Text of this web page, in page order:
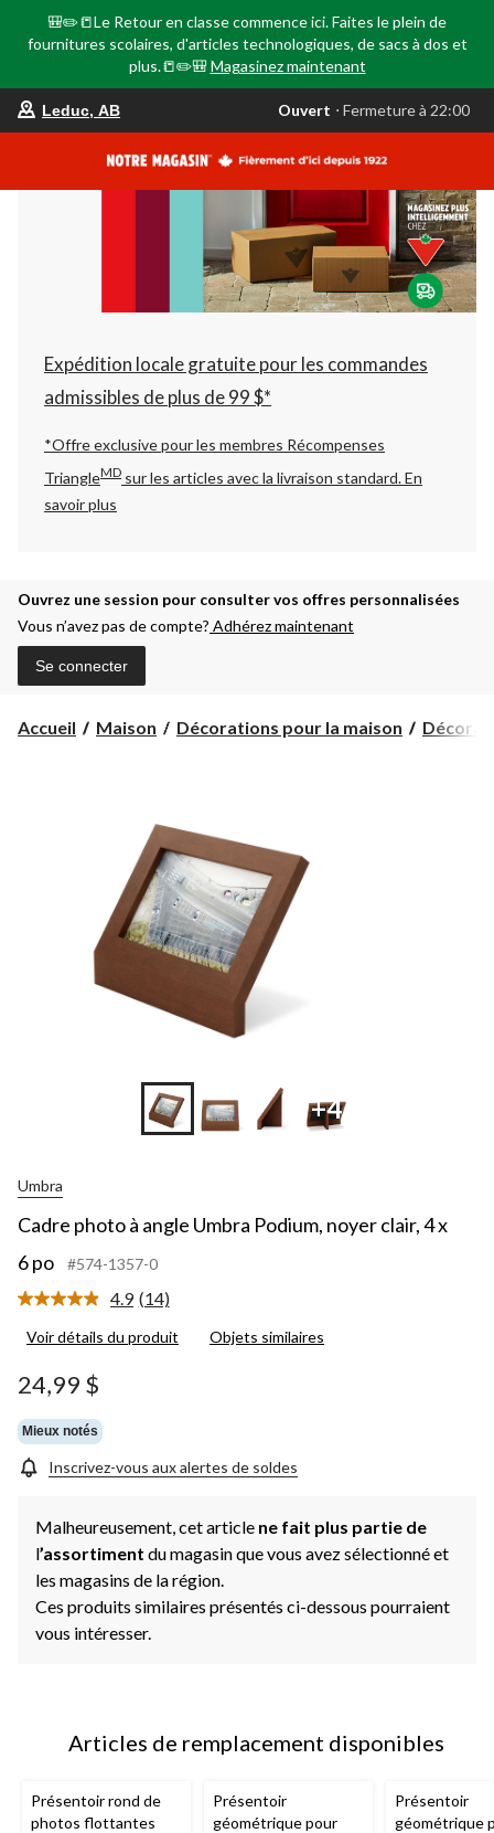
🎒✏️📒Le Retour en classe commence ici. Faites le plein de
fournitures scolaires, d'articles technologiques, de sacs à dos et
plus.📒✏️🎒 Magasinez maintenant
votre
est
AB,
Ouvert,
Fermeture
à
22:00
changer
Leduc, AB Ouvert ⋅ Fermeture à 22:00
Expédition locale gratuite pour les commandes
admissibles de plus de 99 $*
*Offre exclusive pour les membres Récompenses
TriangleMD sur les articles avec la livraison standard.En
savoir plus
Ouvrez une session pour consulter vos offres personnalisées
Vous n’avez pas de compte? Adhérez maintenant
Se connecter
Accueil Maison Décorations pour la maison
+4
Umbra
Cadre photo à angle Umbra Podium, noyer clair, 4 x
6 po
#574-1357-0
4.9 Lire
14
(14)
Voir détails du produit Objets similaires
24,99 $
Mieux notés
Inscrivez-vous aux alertes de soldes
Malheureusement, cet article ne fait plus partie de
l’assortiment du magasin que vous avez sélectionné et
les magasins de la région.
Ces produits similaires présentés ci-dessous pourraient
vous intéresser.
Articles de remplacement disponibles
Présentoir rond de
photos flottantes
Présentoir
géométrique pour
Présentoir
géométrique